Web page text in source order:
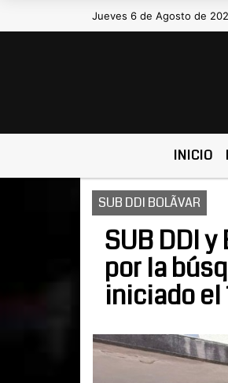
Jueves 6 de Agosto de
Hoy es
INICIO
SUB DDI BOLÃVAR
SUB DDI
por la
iniciado el